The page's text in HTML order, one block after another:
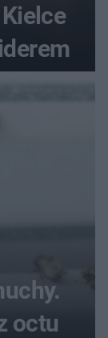
octu